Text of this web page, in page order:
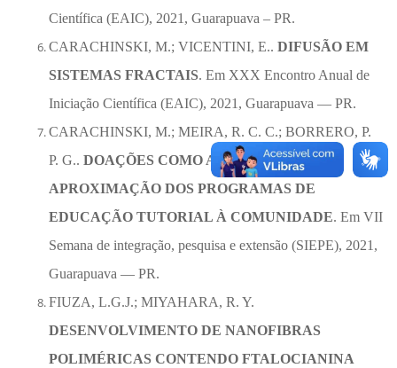
Científica (EAIC), 2021, Guarapuava – PR.
CARACHINSKI, M.; VICENTINI, E.. DIFUSÃO EM
SISTEMAS FRACTAIS. Em XXX Encontro Anual de
Iniciação Científica (EAIC), 2021, Guarapuava — PR.
CARACHINSKI, M.; MEIRA, R. C. C.; BORRERO, P.
P. G.. DOAÇÕES COMO ATIVIDADE DE
APROXIMAÇÃO DOS PROGRAMAS DE
EDUCAÇÃO TUTORIAL À COMUNIDADE. Em VII
Semana de integração, pesquisa e extensão (SIEPE), 2021,
Guarapuava — PR.
FIUZA, L.G.J.; MIYAHARA, R. Y.
DESENVOLVIMENTO DE NANOFIBRAS
POLIMÉRICAS CONTENDO FTALOCIANINA